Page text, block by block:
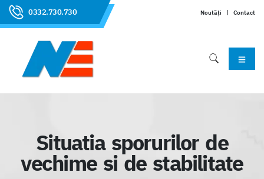
0332.730.730 Noutăți | Contact
Situatia sporurilor de
vechime si de stabilitate